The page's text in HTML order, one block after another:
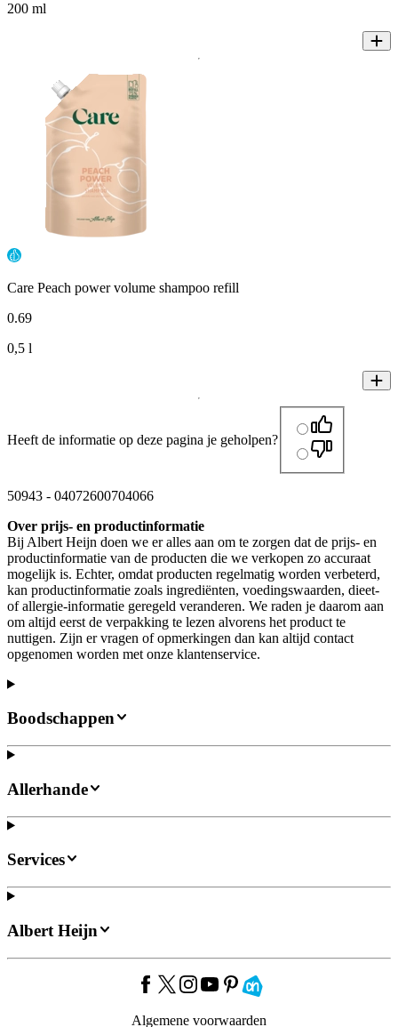
200 ml
Care Peach power volume shampoo refill
0.69
0,5 l
Heeft de informatie op deze pagina je geholpen?
50943 - 04072600704066
Over prijs- en productinformatie
Bij Albert Heijn doen we er alles aan om te zorgen dat de prijs- en
productinformatie van de producten die we verkopen zo accuraat
mogelijk is. Echter, omdat producten regelmatig worden verbeterd,
kan productinformatie zoals ingrediënten, voedingswaarden, dieet-
of allergie-informatie geregeld veranderen. We raden je daarom aan
om altijd eerst de verpakking te lezen alvorens het product te
nuttigen. Zijn er vragen of opmerkingen dan kan altijd contact
opgenomen worden met onze klantenservice.
Boodschappen
Allerhande
Services
Albert Heijn
Algemene voorwaarden